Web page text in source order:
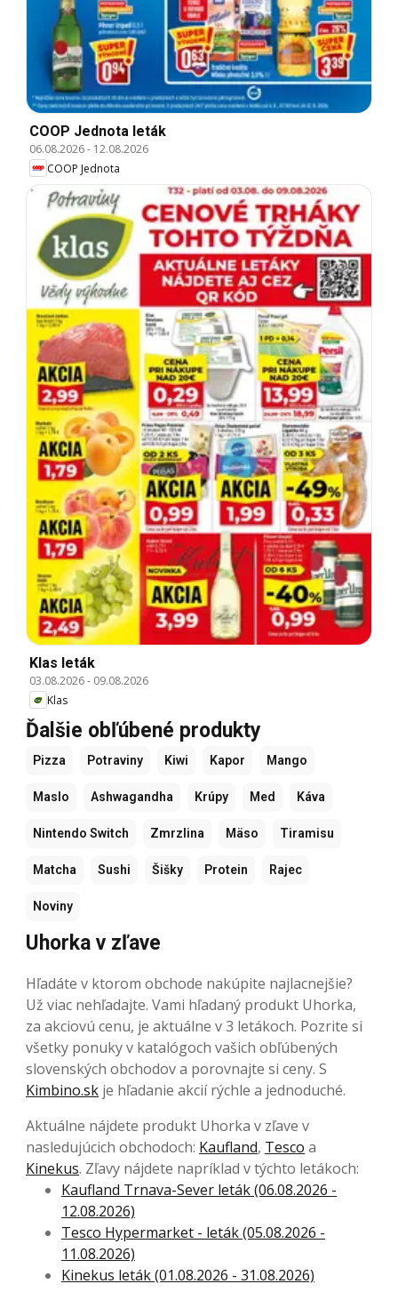
COOP Jednota leták
06.08.2026- 12.08.2026
COOP Jednota
Klas leták
03.08.2026- 09.08.2026
Klas
Ďalšie obľúbené produkty
Pizza Potraviny Kiwi Kapor Mango
Maslo Ashwagandha Krúpy Med Káva
Nintendo Switch Zmrzlina Mäso Tiramisu
Matcha Sushi Šišky Protein Rajec
Noviny
Uhorka v zľave
Hľadáte v ktorom obchode nakúpite najlacnejšie?
Už viac nehľadajte. Vami hľadaný produkt Uhorka,
za akciovú cenu, je aktuálne v 3 letákoch. Pozrite si
všetky ponuky v katalógoch vašich obľúbených
slovenských obchodov a porovnajte si ceny. S
Kimbino.sk je hľadanie akcií rýchle a jednoduché.
Aktuálne nájdete produkt Uhorka v zľave v
nasledujúcich obchodoch: Kaufland, Tesco a
Kinekus. Zľavy nájdete napríklad v týchto letákoch:
Kaufland Trnava-Sever leták (06.08.2026 -
12.08.2026)
Tesco Hypermarket - leták (05.08.2026 -
11.08.2026)
Kinekus leták (01.08.2026 - 31.08.2026)